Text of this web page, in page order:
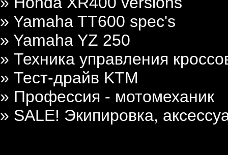
» Yamaha TT600 spec's
» Yamaha YZ 250
» Техника управления
» Тест-драйв KTM
» Профессия - мотомеханик
» SALE! Экипировка,